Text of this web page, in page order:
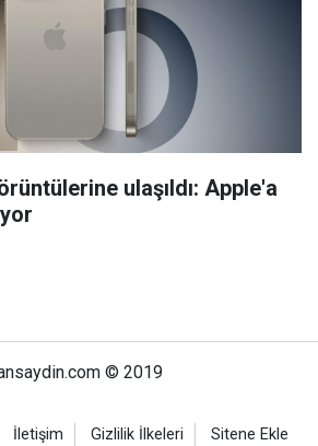
ulaşıldı: Apple'a
© 2019
İletişim Gizlilik İlkeleri Sitene Ekle